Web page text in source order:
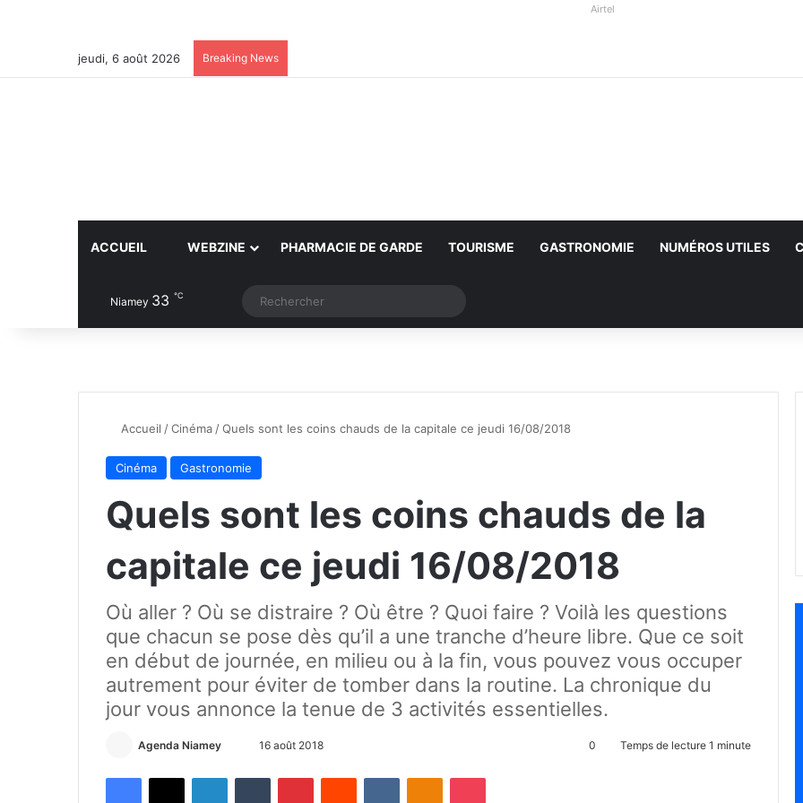
Airtel
jeudi, 6 août 2026 Breaking News
ACCUEIL WEBZINE PHARMACIE DE GARDE TOURISME GASTRONOMIE NUMÉROS UTILES
Niamey 33 ℃ Article Aléatoire
Switch skin
Accueil /Cinéma/Quels sont les coins chauds de la capitale ce jeudi 16/08/2018
Cinéma Gastronomie
Quels sont les coins chauds de la
capitale ce jeudi 16/08/2018
Où aller ? Où se distraire ? Où être ? Quoi faire ? Voilà les questions
que chacun se pose dès qu’il a une tranche d’heure libre. Que ce soit
en début de journée, en milieu ou à la fin, vous pouvez vous occuper
autrement pour éviter de tomber dans la routine. La chronique du
jour vous annonce la tenue de 3 activités essentielles.
Agenda Niamey 16 août 2018 0 Temps de lecture 1 minute